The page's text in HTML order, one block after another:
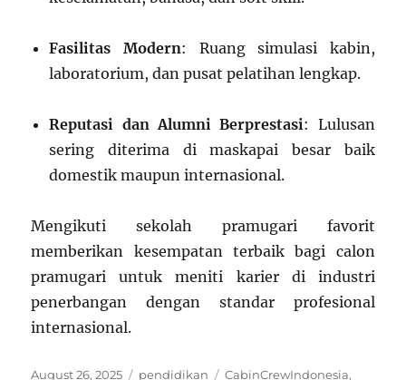
Fasilitas Modern: Ruang simulasi kabin,
laboratorium, dan pusat pelatihan lengkap.
Reputasi dan Alumni Berprestasi: Lulusan
sering diterima di maskapai besar baik
domestik maupun internasional.
Mengikuti sekolah pramugari favorit
memberikan kesempatan terbaik bagi calon
pramugari untuk meniti karier di industri
penerbangan dengan standar profesional
internasional.
Posted
August 26, 2025 Categories
pendidikan Tags
CabinCrewIndonesia,